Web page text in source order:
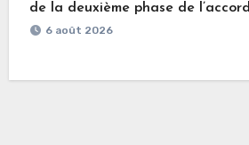
de la deuxième phase de l’accord
6 août 2026